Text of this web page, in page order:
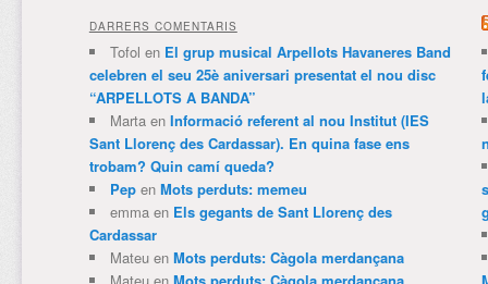
DARRERS COMENTARIS
Tofol en El grup musical Arpellots Havaneres Band
celebren el seu 25è aniversari presentat el nou disc
“ARPELLOTS A BANDA”
Martaen Informació referent al nou Institut (IES
Sant Llorenç des Cardassar). En quina fase ens
trobam? Quin camí queda?
Pepen Mots perduts: memeu
emmaen Els gegants de Sant Llorenç des
Cardassar
Mateuen Mots perduts: Càgola merdançana